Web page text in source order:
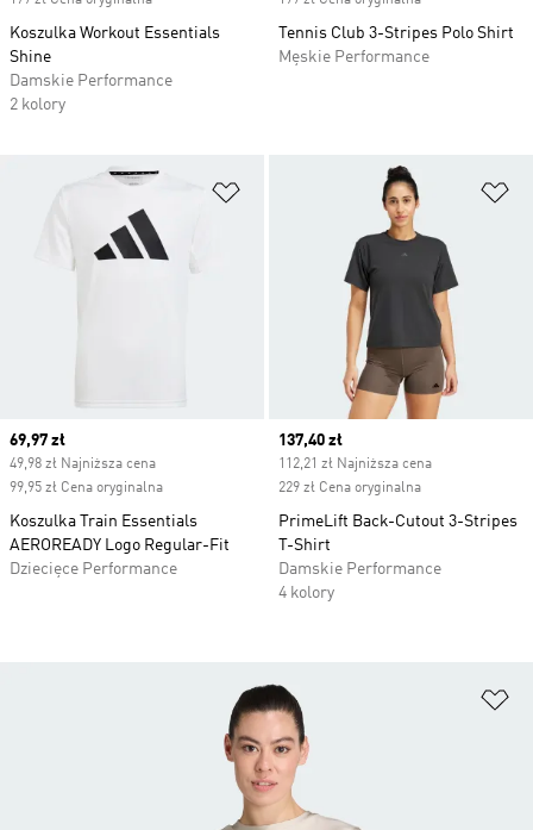
Koszulka Workout Essentials
Shine
Damskie Performance
2 kolory
Tennis Club 3-Stripes Polo Shirt
Męskie Performance
Dodaj do listy życzeń
Current price
69,97 zł
49,98 zł Najniższa cena
99,95 zł Cena oryginalna
Koszulka Train Essentials
AEROREADY Logo Regular-Fit
Dziecięce Performance
Current price
137,40 zł
112,21 zł Najniższa cena
229 zł Cena oryginalna
PrimeLift Back-Cutout 3-Stripes
T-Shirt
Damskie Performance
4 kolory